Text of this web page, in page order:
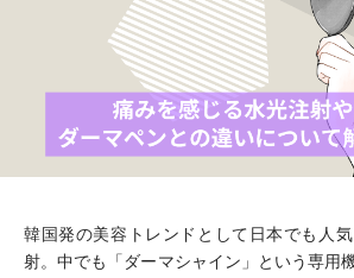
韓国発の美容トレンドとして日本でも人
射。中でも「ダーマシャイン」という専用